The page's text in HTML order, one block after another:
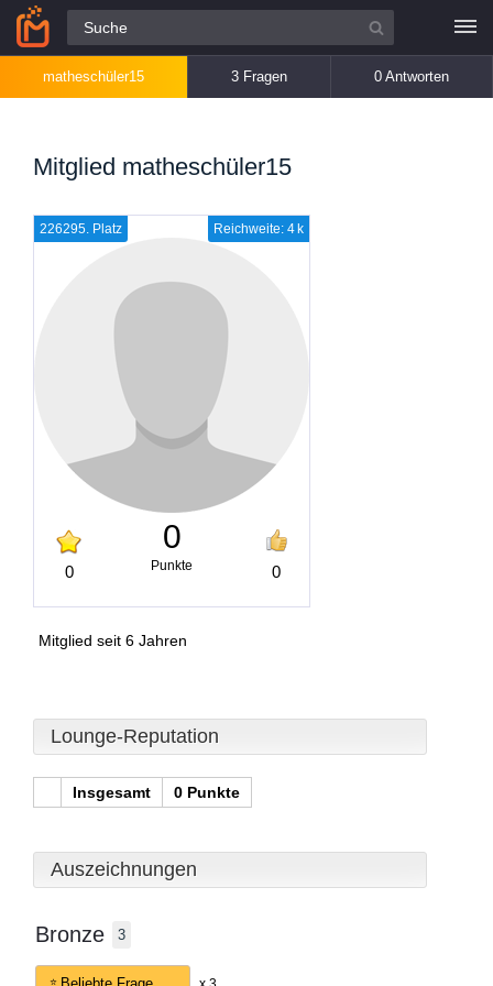
Alle Fragen
matheschüler15 3 Fragen 0 Antworten
Mitglied matheschüler15
Reichweite: 4 k
226295. Platz
0
0
Punkte 0
Mitglied seit 6 Jahren
Lounge-Reputation
Insgesamt 0 Punkte
Auszeichnungen
Bronze 3